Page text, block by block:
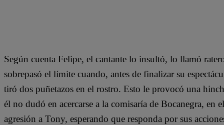
Según cuenta Felipe, el cantante lo insultó, lo llamó
sobrepasó el límite cuando, antes de finalizar su
tiró dos puñetazos en el rostro. Esto le provocó una
él no dudó en acercarse a la comisaría de Bocanegra, en
agresión a Tony, esperando que responda por sus